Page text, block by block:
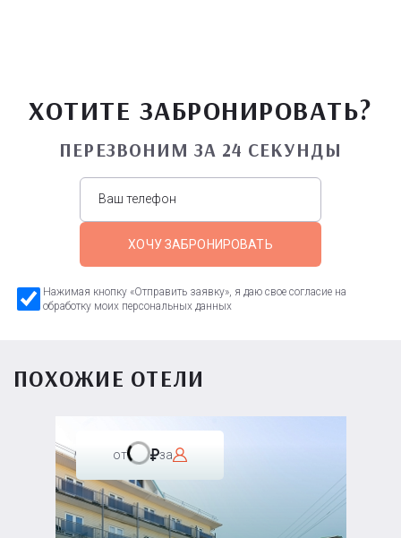
ХОТИТЕ ЗАБРОНИРОВАТЬ?
ПЕРЕЗВОНИМ ЗА 24 СЕКУНДЫ
ХОЧУ ЗАБРОНИРОВАТЬ
Нажимая кнопку «Отправить заявку», я даю свое согласие на
обработку моих персональных данных
ПОХОЖИЕ ОТЕЛИ
от за